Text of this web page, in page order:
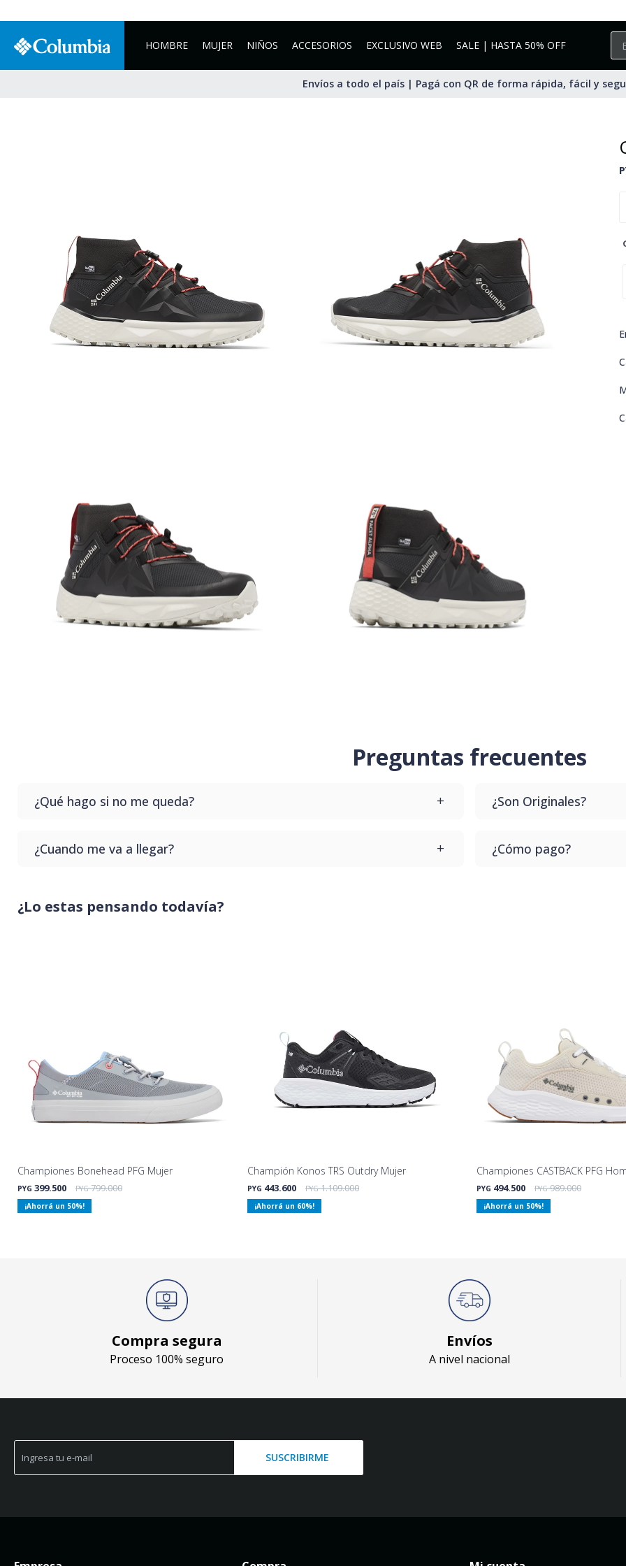
HOMBRE MUJER NIÑOS ACCESORIOS EXCLUSIVO WEB SALE | HASTA 50% OFF
Envíos a todo el país | Pagá con QR de forma rápida, fácil y
Preguntas frecuentes
¿Qué hago si no me queda?
sin costo en nuestro punto de retiro.
¿Son Originales?
¿Cuando me va a llegar? ¿Cómo pago?
¿Lo estas pensando todavía?
Championes Bonehead PFG Mujer
PYG 399.500 PYG 799.000
50
Champión Konos TRS Outdry Mujer
PYG 443.600 PYG 1.109.000
60
Championes CASTBACK PFG
PYG 494.500 PYG 989.000
50
Compra segura
Proceso 100% seguro
Envíos
A nivel nacional
SUSCRIBIRME